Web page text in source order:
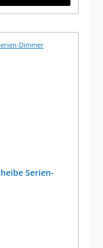
Serien-